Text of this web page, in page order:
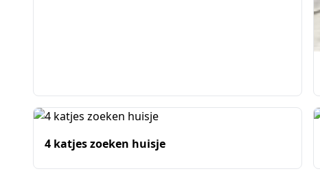
4 katjes zoeken huisje